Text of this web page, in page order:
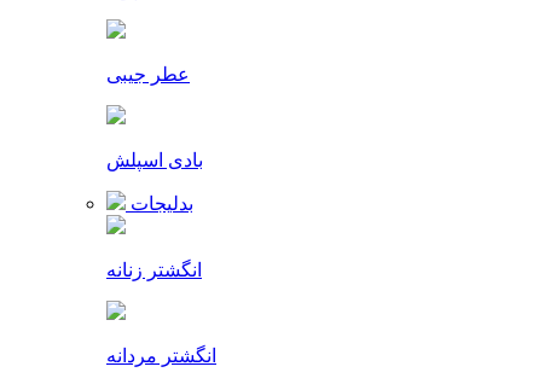
عطر جیبی
بادی اسپلش
بدلیجات
انگشتر زنانه
انگشتر مردانه